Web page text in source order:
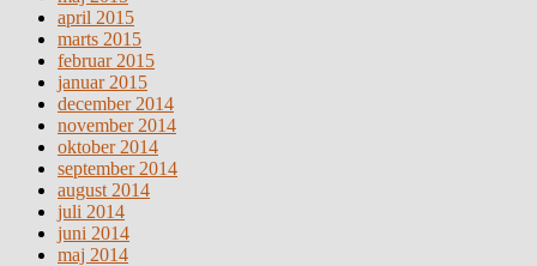
april 2015
marts 2015
februar 2015
januar 2015
december 2014
november 2014
oktober 2014
september 2014
august 2014
juli 2014
juni 2014
maj 2014